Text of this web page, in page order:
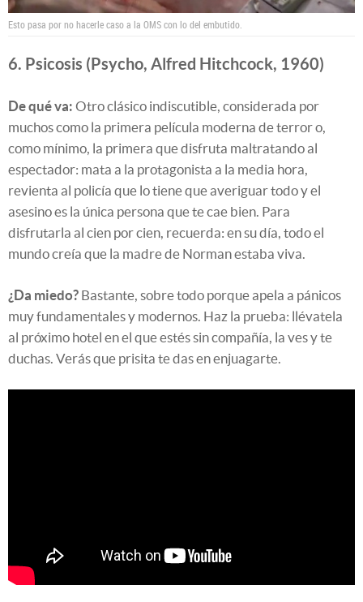
Esto pasa por no hacerle caso a la OMS con lo del embutido.
6. Psicosis (Psycho, Alfred Hitchcock, 1960)
De qué va: Otro clásico indiscutible, considerada por
muchos como la primera película moderna de terror o,
como mínimo, la primera que disfruta maltratando al
espectador: mata a la protagonista a la media hora,
revienta al policía que lo tiene que averiguar todo y el
asesino es la única persona que te cae bien. Para
disfrutarla al cien por cien, recuerda: en su día, todo el
mundo creía que la madre de Norman estaba viva.
¿Da miedo? Bastante, sobre todo porque apela a pánicos
muy fundamentales y modernos. Haz la prueba: llévatela
al próximo hotel en el que estés sin compañía, la ves y te
duchas. Verás que prisita te das en enjuagarte.